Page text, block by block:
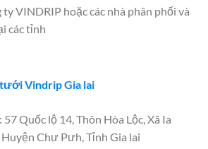
VINDRIP hoặc các nhà phân phối và
các tỉnh
Vindrip Gia lai
Quốc lộ 14, Thôn Hòa Lộc, Xã Ia
Huyện Chư Pưh, Tỉnh Gia lai